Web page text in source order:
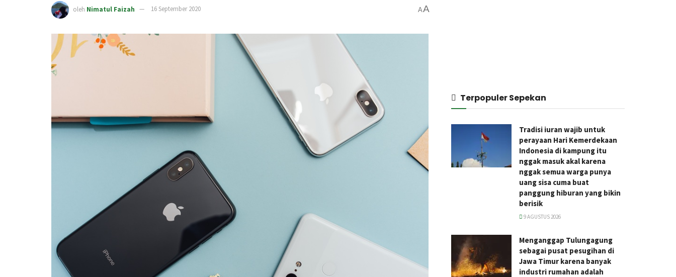
oleh Nimatul Faizah 16 September 2020 AA
Terpopuler Sepekan
Tradisi iuran wajib untuk
perayaan Hari Kemerdekaan
Indonesia di kampung itu
nggak masuk akal karena
nggak semua warga punya
uang sisa cuma buat
panggung hiburan yang bikin
berisik
9 AGUSTUS 2026
Menganggap Tulungagung
sebagai pusat pesugihan di
Jawa Timur karena banyak
industri rumahan adalah